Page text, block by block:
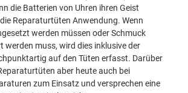
die Batterien von Uhren ihren Geist
Reparaturtüten Anwendung. Wenn
werden müssen oder Schmuck
werden muss, wird dies inklusive der
auf den Tüten erfasst. Darüber
aber heute auch bei
zum Einsatz und versprechen eine